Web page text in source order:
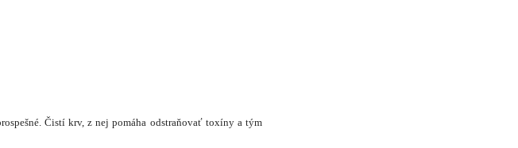
Čistí krv, z nej pomáha odstraňovať toxíny a tým